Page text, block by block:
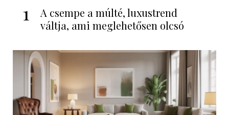
1
A csempe a múlté, luxustrend
váltja, ami meglehetősen olcsó